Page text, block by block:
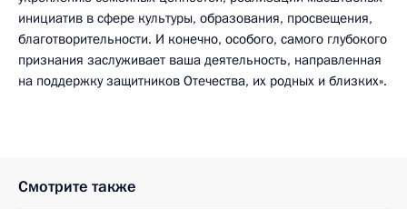
инициатив в сфере культуры, образования, просвещения,
благотворительности. И конечно, особого, самого глубокого
признания заслуживает ваша деятельность, направленная
на поддержку защитников Отечества, их родных и близких».
Смотрите также